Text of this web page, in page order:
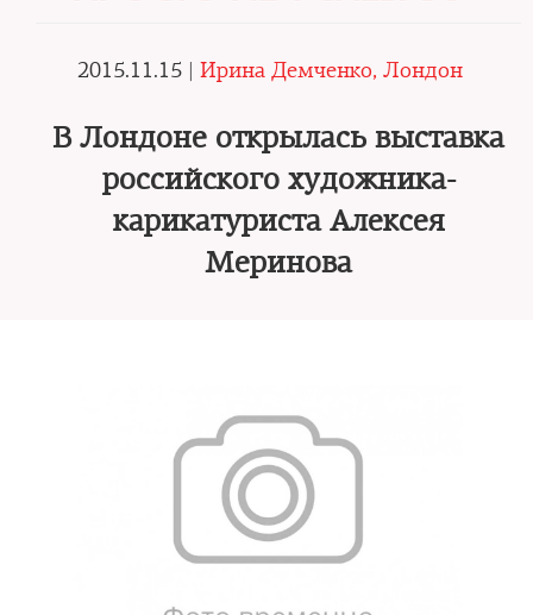
2015.11.15 | Ирина Демченко, Лондон
В Лондоне открылась выставка
российского художника-
карикатуриста Алексея
Меринова